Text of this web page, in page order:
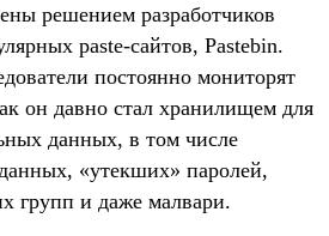
решением разработчиков
paste-сайтов, Pastebin.
постоянно мониторят
он давно стал хранилищем для
данных, в том числе
«утекших» паролей,
групп и даже малвари.